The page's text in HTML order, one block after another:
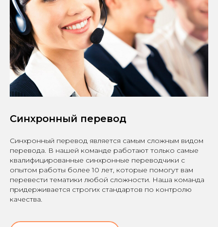
Синхронный перевод
Синхронный перевод является самым сложным видом
перевода. В нашей команде работают только самые
квалифицированные синхронные переводчики с
опытом работы более 10 лет, которые помогут вам
перевести тематики любой сложности. Наша команда
придерживается строгих стандартов по контролю
качества.